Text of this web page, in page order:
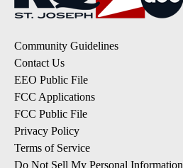
Community Guidelines
Contact Us
EEO Public File
FCC Applications
FCC Public File
Privacy Policy
Terms of Service
Do Not Sell My Personal Information